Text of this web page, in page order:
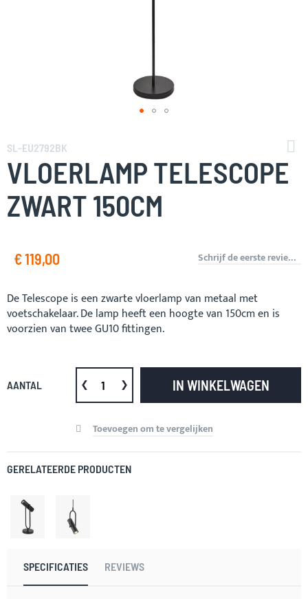
naar
het
begin
van
de
afbeeldingen-
SL-EU2792BK
VLOERLAMP TELESCOPE
ZWART 150CM
€ 119,00 Schrijf de eerste review over dit product
De Telescope is een zwarte vloerlamp van metaal met
voetschakelaar. De lamp heeft een hoogte van 150cm en is
voorzien van twee GU10 fittingen.
AANTAL IN WINKELWAGEN
Toevoegen om te vergelijken
GERELATEERDE PRODUCTEN
SPECIFICATIES REVIEWS